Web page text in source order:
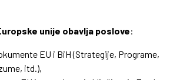
unije obavlja poslove:
EU i BiH (Strategije, Programe,
itd.),